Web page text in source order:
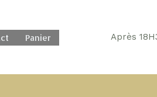
Panier Après